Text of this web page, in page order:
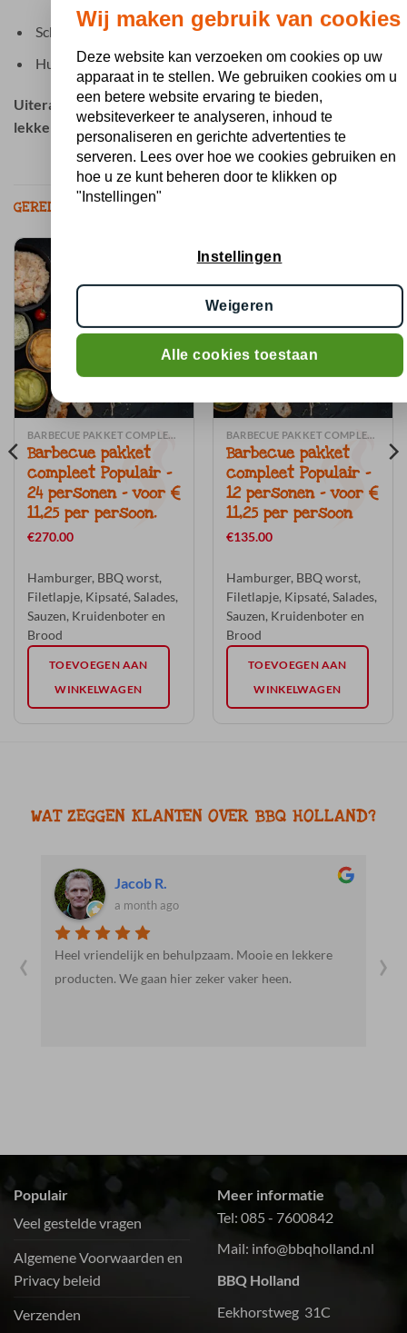
Scheurbrood
Huisgemaakte kruidencrème
Uiteraard kunt u het pakket nog uitbreiden met vele
lekkere producten uit onze webshop.
GERELATEERDE PRODUCTEN
Barbecue pakket
compleet Populair –
24 personen – voor €
11,25 per persoon.
€270.00
Hamburger, BBQ worst,
Filetlapje, Kipsaté, Salades,
Sauzen, Kruidenboter en
Brood
TOEVOEGEN AAN
WINKELWAGEN
Barbecue pakket
compleet Populair –
12 personen – voor €
11,25 per persoon
€135.00
Hamburger, BBQ worst,
Filetlapje, Kipsaté, Salades,
Sauzen, Kruidenboter en
Brood
TOEVOEGEN AAN
WINKELWAGEN
WAT ZEGGEN KLANTEN OVER BBQ HOLLAND?
Jacob R.
a month ago
Heel vriendelijk en behulpzaam. Mooie en lekkere
producten. We gaan hier zeker vaker heen.
‹ ›
Populair
Veel gestelde vragen
Algemene Voorwaarden en
Privacy beleid
Verzenden
Meer informatie
Tel: 085 - 7600842
Mail: info@bbqholland.nl
BBQ Holland
Eekhorstweg 31C
Wij maken gebruik van cookies
Deze website kan verzoeken om cookies op uw
apparaat in te stellen. We gebruiken cookies om u
een betere website ervaring te bieden,
websiteverkeer te analyseren, inhoud te
personaliseren en gerichte advertenties te
serveren. Lees over hoe we cookies gebruiken en
hoe u ze kunt beheren door te klikken op
"Instellingen"
Instellingen
Weigeren
Alle cookies toestaan